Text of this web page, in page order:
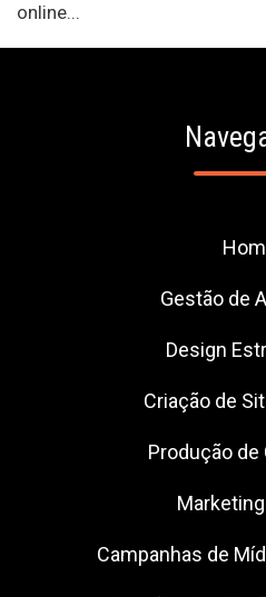
online...
Gestão de
Design
Criação de
Produção
Marketing
Campanhas de